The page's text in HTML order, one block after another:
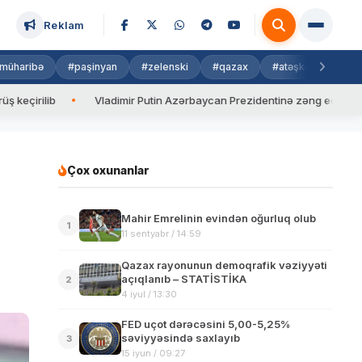
Reklam
#paşinyan #zelenski #qazax #atəşkəs
Vladimir Putin Azərbaycan Prezidentinə zəng edib
Çox oxunanlar
1
Mahir Emrelinin evindən oğurluq olub
11 sentyabr / 14:59
2
Qazax rayonunun demoqrafik vəziyyəti
açıqlanıb – STATİSTİKA
4 iyul / 13:30
3
FED uçot dərəcəsini 5,00-5,25%
səviyyəsində saxlayıb
15 iyun / 09:27